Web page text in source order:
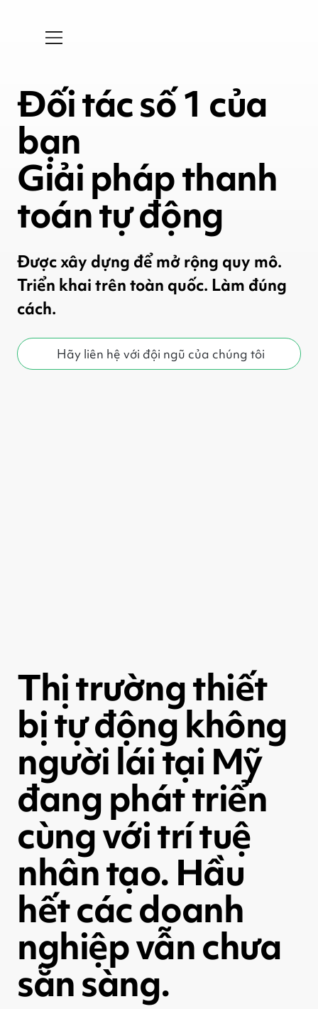
Đối tác số 1 của
bạn
Giải pháp thanh
toán tự động
Được xây dựng để mở rộng quy mô.
Triển khai trên toàn quốc. Làm đúng
cách.
Hãy liên hệ với đội ngũ của chúng tôi
Thị trường thiết
bị tự động không
người lái tại Mỹ
đang phát triển
cùng với trí tuệ
nhân tạo. Hầu
hết các doanh
nghiệp vẫn chưa
sẵn sàng.